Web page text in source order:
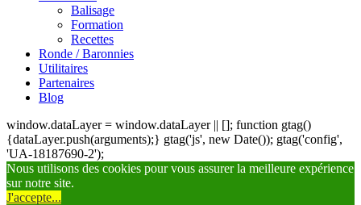
Balisage
Formation
Recettes
Ronde / Baronnies
Utilitaires
Partenaires
Blog
window.dataLayer = window.dataLayer || []; function gtag()
{dataLayer.push(arguments);} gtag('js', new Date()); gtag('config',
'UA-18187690-2');
Nous utilisons des cookies pour vous assurer la meilleure expérience
sur notre site.
J'accepte...